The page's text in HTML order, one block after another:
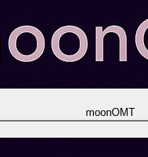
moonOMT